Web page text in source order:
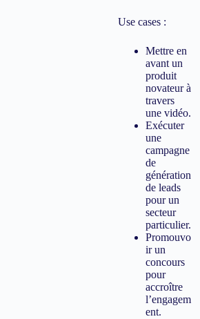
Use cases :
Mettre en
avant un
produit
novateur à
travers
une vidéo.
Exécuter
une
campagne
de
génération
de leads
pour un
secteur
particulier.
Promouvo
ir un
concours
pour
accroître
l’engagem
ent.